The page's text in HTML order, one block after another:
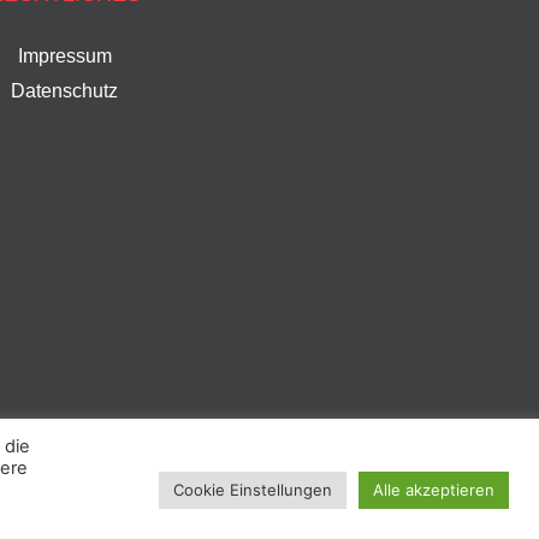
Impressum
Datenschutz
Cookie Einstellungen Alle akzeptieren